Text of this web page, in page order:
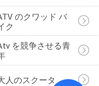
のクワッド バ
ク
を競争させる青
人のスクータ